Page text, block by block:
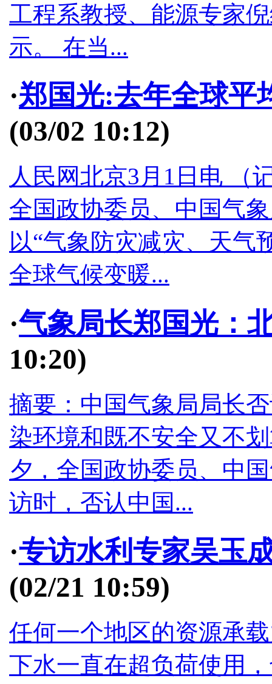
工程系教授、能源专家
示。 在当...
·郑国光:去年全球平
(03/02 10:12)
人民网北京3月1日电 （
全国政协委员、中国气
以“气象防灾减灾、天气
全球气候变暖...
·气象局长郑国光：
10:20)
摘要：中国气象局局长
染环境和既不安全又不
夕，全国政协委员、中
访时，否认中国...
·专访水利专家吴玉
(02/21 10:59)
任何一个地区的资源承
下水一直在超负荷使用